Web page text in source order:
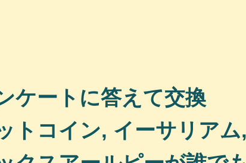
ケートに答えて交換
トコイン, イーサリアム,